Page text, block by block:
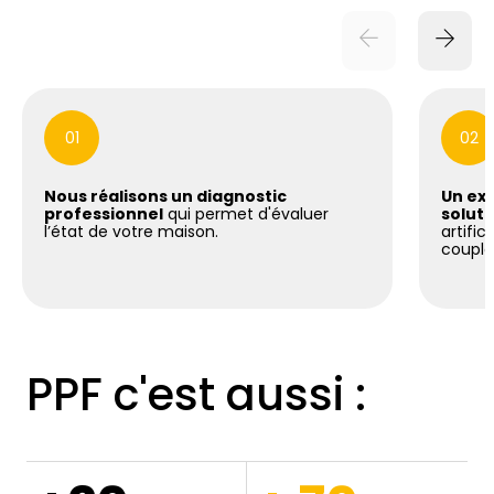
01
Nous réalisons un diagnostic
professionnel qui permet d'évaluer
l’état de votre maison.
02
Un
PPF c'est aussi :